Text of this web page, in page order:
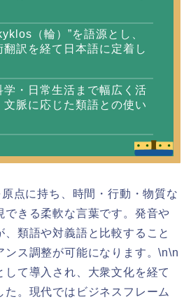
（輪）”を語源とし、
翻訳を経て日本語に定着し
学・日常生活まで幅広く活
文脈に応じた類語との使い
原点に持ち、時間・行動・物質な
できる柔軟な言葉です。発音や
類語や対義語と比較すること
ンス調整が可能になります。\n\n
して導入され、大衆文化を経て
た。現代ではビジネスフレーム